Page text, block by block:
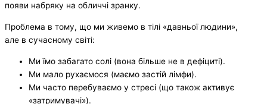
появи набряку на обличчі зранку.
Проблема в тому, що ми живемо в тілі «давньої людини»,
але в сучасному світі:
Ми їмо забагато солі (вона більше не в дефіциті).
Ми мало рухаємося (маємо застій лімфи).
Ми часто перебуваємо у стресі (що також активує
«затримувачі»).